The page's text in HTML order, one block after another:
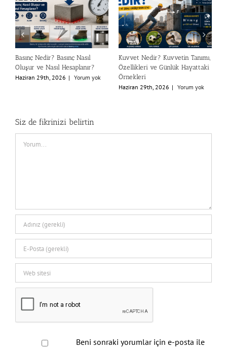
Basınç Nedir? Basınç Nasıl
Oluşur ve Nasıl Hesaplanır?
Haziran 29th, 2026 | Yorum yok
Kuvvet Nedir? Kuvvetin Tanımı,
Özellikleri ve Günlük Hayattaki
Örnekleri
Haziran 29th, 2026 | Yorum yok
Siz de fikrinizi belirtin
Beni sonraki yorumlar için e-posta ile